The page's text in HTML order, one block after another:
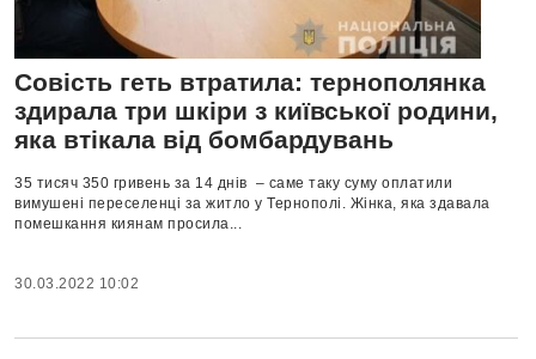
Совість геть втратила: тернополянка
здирала три шкіри з київської родини,
яка втікала від бомбардувань
35 тисяч 350 гривень за 14 днів – саме таку суму оплатили
вимушені переселенці за житло у Тернополі. Жінка, яка здавала
помешкання киянам просила...
30.03.2022 10:02